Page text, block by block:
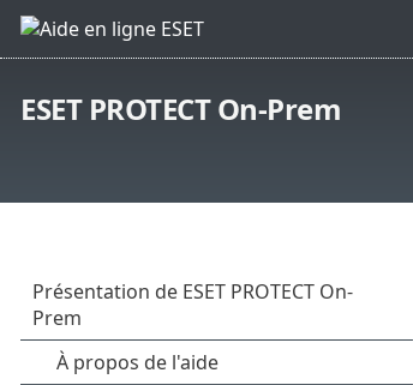
ESET PROTECT On-Prem